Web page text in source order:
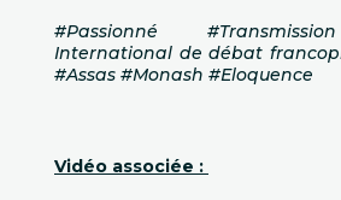
#Passionné
International de débat
#Assas #Monash #Eloquence
Vidéo associée :